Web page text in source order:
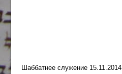
Шаббатнее служение 15.11.2014